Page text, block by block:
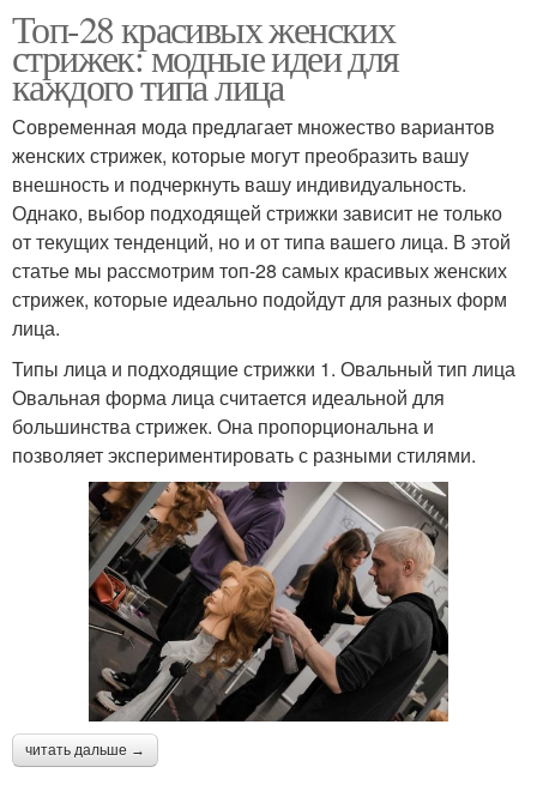
Топ-28 красивых женских
стрижек: модные идеи для
каждого типа лица
Современная мода предлагает множество вариантов
женских стрижек, которые могут преобразить вашу
внешность и подчеркнуть вашу индивидуальность.
Однако, выбор подходящей стрижки зависит не только
от текущих тенденций, но и от типа вашего лица. В этой
статье мы рассмотрим топ-28 самых красивых женских
стрижек, которые идеально подойдут для разных форм
лица.
Типы лица и подходящие стрижки 1. Овальный тип лица
Овальная форма лица считается идеальной для
большинства стрижек. Она пропорциональна и
позволяет экспериментировать с разными стилями.
читать дальше →